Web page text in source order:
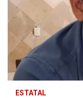
ESTATAL